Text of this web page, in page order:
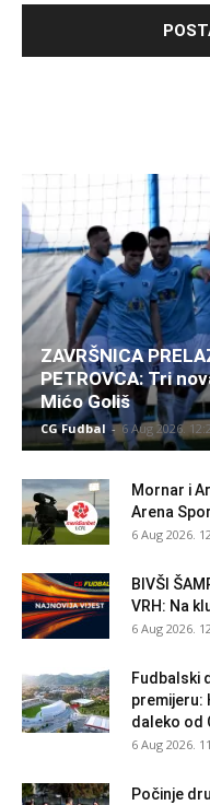
ZAVRŠNICA
PETROVCA: Tri
Mićo Goliš
CG Fudbal - 6 Aug 2026.
Mornar i
Arena
6 Aug 2026.
BIVŠI
VRH: Na
6 Aug 2026.
Fudbalski
premijeru:
daleko od
6 Aug 2026.
Počinje